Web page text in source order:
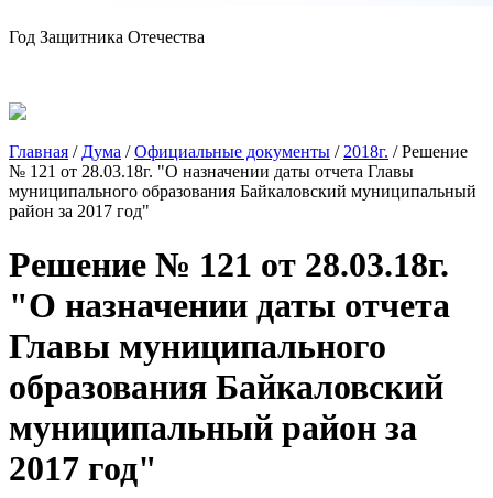
Год Защитника Отечества
Главная / Дума /Официальные документы / 2018г. /Решение
№ 121 от 28.03.18г. "О назначении даты отчета Главы
муниципального образования Байкаловский муниципальный
район за 2017 год"
Решение № 121 от 28.03.18г.
"О назначении даты отчета
Главы муниципального
образования Байкаловский
муниципальный район за
2017 год"